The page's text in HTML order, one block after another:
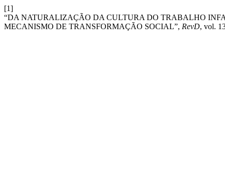
[1]
“DA NATURALIZAÇÃO DA CULTURA DO TRABALHO
MECANISMO DE TRANSFORMAÇÃO SOCIAL”, RevD, vol.